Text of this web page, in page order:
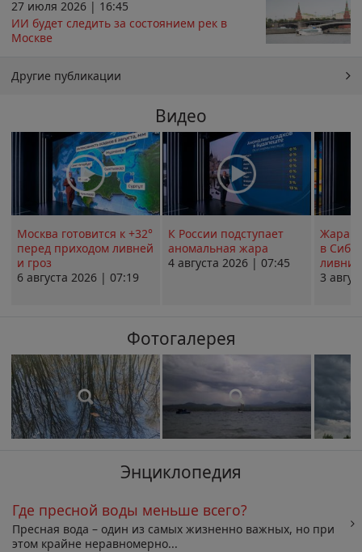
27 июля 2026 | 16:45
ИИ будет следить за состоянием рек в
Москве
Другие публикации
Видео
Москва готовится к +32°
перед приходом ливней
и гроз
6 августа 2026 | 07:19
К России подступает
аномальная жара
4 августа 2026 | 07:45
Жара в
в
ливни
3
Фотогалерея
Энциклопедия
Где пресной воды меньше всего?
Пресная вода – один из самых жизненно важных, но при
этом крайне неравномерно...